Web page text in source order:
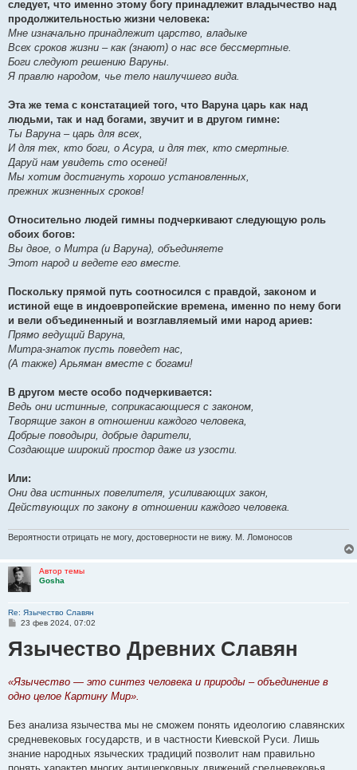
следует, что именно этому богу принадлежит владычество над
продолжительностью жизни человека:
Мне изначально принадлежит царство, владыке
Всех сроков жизни – как (знают) о нас все бессмертные.
Боги следуют решению Варуны.
Я правлю народом, чье тело наилучшего вида.
Эта же тема с констатацией того, что Варуна царь как над
людьми, так и над богами, звучит и в другом гимне:
Ты Варуна – царь для всех,
И для тех, кто боги, о Асура, и для тех, кто смертные.
Даруй нам увидеть сто осеней!
Мы хотим достигнуть хорошо установленных,
прежних жизненных сроков!
Относительно людей гимны подчеркивают следующую роль
обоих богов:
Вы двое, о Митра (и Варуна), объединяете
Этот народ и ведете его вместе.
Поскольку прямой путь соотносился с правдой, законом и
истиной еще в индоевропейские времена, именно по нему боги
и вели объединенный и возглавляемый ими народ ариев:
Прямо ведущий Варуна,
Митра-знаток пусть поведет нас,
(А также) Арьяман вместе с богами!
В другом месте особо подчеркивается:
Ведь они истинные, соприкасающиеся с законом,
Творящие закон в отношении каждого человека,
Добрые поводыри, добрые дарители,
Создающие широкий простор даже из узости.
Или:
Они два истинных повелителя, усиливающих закон,
Действующих по закону в отношении каждого человека.
Вероятности отрицать не могу, достоверности не вижу. М. Ломоносов
Автор темы
Gosha
Re: Язычество Славян
С
о
б
н
е
23 фев 2024, 07:02
Язычество Древних Славян
«Язычество — это синтез человека и природы – объединение в
одно целое Картину Мир».
Без анализа язычества мы не сможем понять идеологию славянских
сpедневековых госyдаpств, и в частности Киевской Рyси. Лишь
знание наpодных языческих тpадиций позволит нам пpавильно